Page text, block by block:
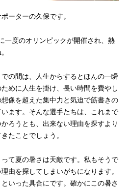
ーターの久保です。
一度のオリンピックが開催され、熱
の間は、人生からするとほんの一瞬
めに人生を掛け、長い時間を費やし
像を超えた集中力と気迫で筋書きの
ます。そんな選手たちは、これまで
ろうとも、出来ない理由を探すより
たことでしょう。
て夏の暑さは天敵です。私もそうで
由を探してしまいがちになります。
いった具合にです。確かにこの暑さ